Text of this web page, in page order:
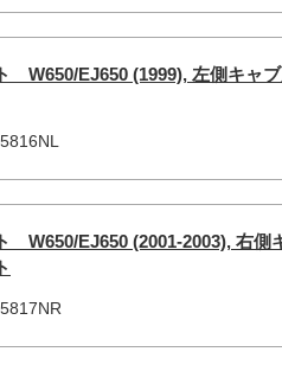
W650/EJ650 (1999), 左側キャ
W650/EJ650 (2001-2003), 右側